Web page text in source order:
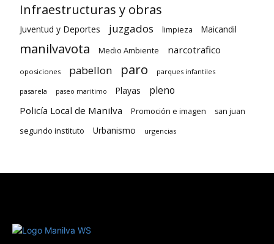
Infraestructuras y obras
Juventud y Deportes juzgados limpieza Maicandil
manilvavota Medio Ambiente narcotrafico
oposiciones pabellon paro parques infantiles
pasarela paseo maritimo Playas pleno
Policía Local de Manilva Promoción e imagen san juan
segundo instituto Urbanismo urgencias